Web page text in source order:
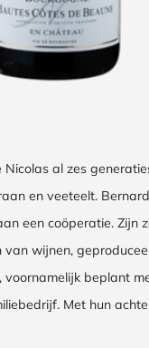
al zes
en veeteelt.
een coöperatie. Zijn
wijnen,
beplant
Met hun